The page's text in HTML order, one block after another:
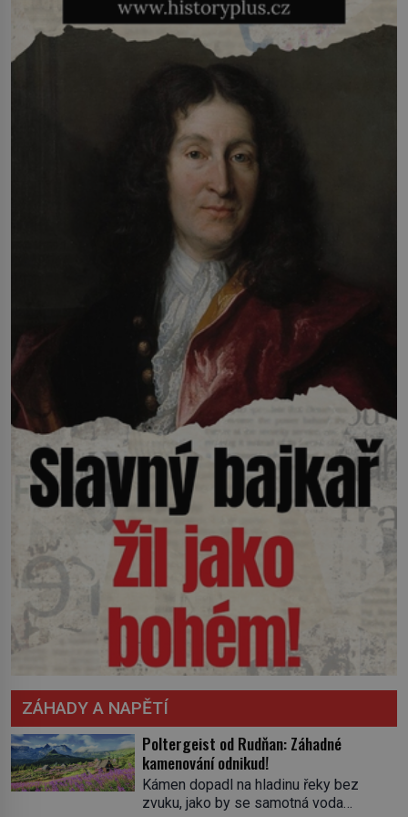
ZÁHADY A NAPĚTÍ
Poltergeist od Rudňan: Záhadné
kamenování odnikud!
Kámen dopadl na hladinu řeky bez
zvuku, jako by se samotná voda